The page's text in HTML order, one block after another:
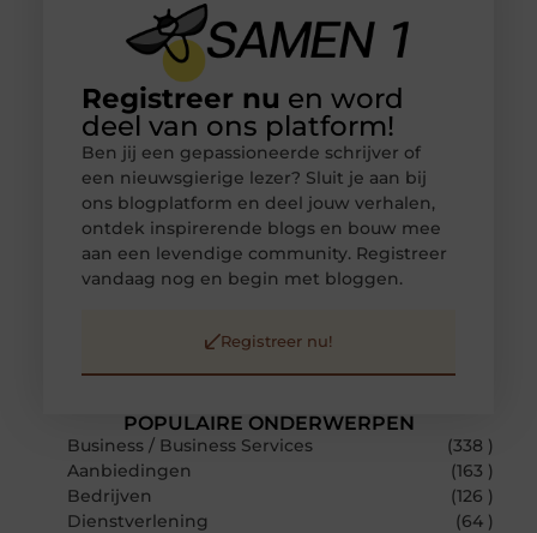
POPULAIRE ONDERWERPEN
Business / Business Services
(338 )
Aanbiedingen
(163 )
Bedrijven
(126 )
Dienstverlening
(64 )
Registreer nu en word
deel van ons platform!
Ben jij een gepassioneerde schrijver of
een nieuwsgierige lezer? Sluit je aan bij
ons blogplatform en deel jouw verhalen,
ontdek inspirerende blogs en bouw mee
aan een levendige community. Registreer
vandaag nog en begin met bloggen.
Registreer nu!